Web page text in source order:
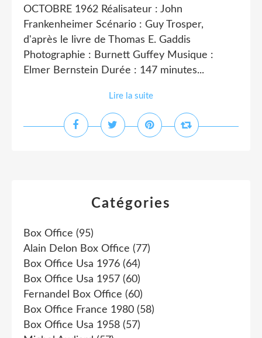
OCTOBRE 1962 Réalisateur : John
Frankenheimer Scénario : Guy Trosper,
d'après le livre de Thomas E. Gaddis
Photographie : Burnett Guffey Musique :
Elmer Bernstein Durée : 147 minutes...
Lire la suite
Catégories
Box Office (95)
Alain Delon Box Office (77)
Box Office Usa 1976 (64)
Box Office Usa 1957 (60)
Fernandel Box Office (60)
Box Office France 1980 (58)
Box Office Usa 1958 (57)